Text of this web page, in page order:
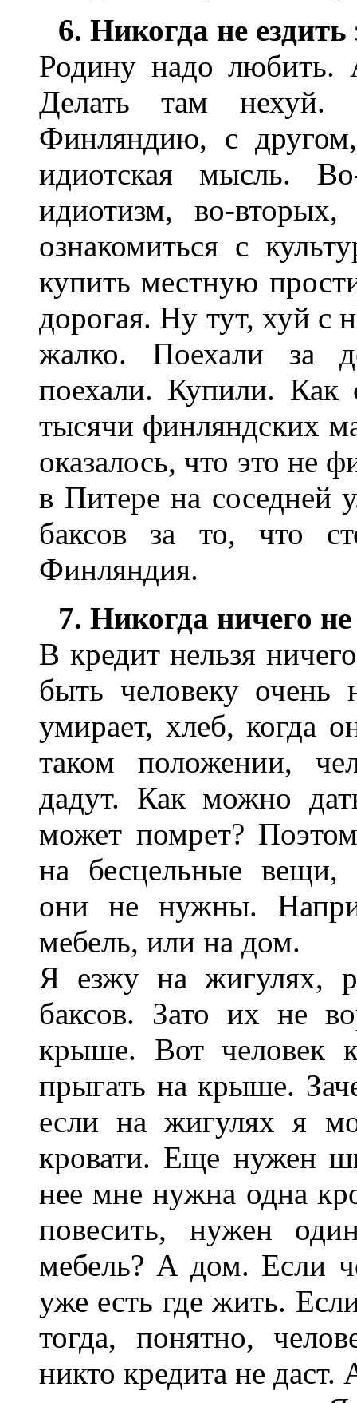
6. Никогда не ездить
Родину надо любить.
Делать там нехуй.
Финляндию, с
идиотская мысль.
идиотизм, во-
ознакомиться с
купить местную
дорогая. Ну тут, хуй с
жалко. Поехали за
поехали. Купили. Как
тысячи финляндских
оказалось, что это не
в Питере на соседней
баксов за то, что
Финляндия.
7. Никогда ничего
В кредит нельзя
быть человеку очень
умирает, хлеб, когда
таком положении,
дадут. Как можно
может помрет?
на бесцельные вещи,
они не нужны.
мебель, или на дом.
Я езжу на жигулях,
баксов. Зато их не
крыше. Вот человек
прыгать на крыше.
если на жигулях я
кровати. Еще нужен
нее мне нужна одна
повесить, нужен
мебель? А дом. Если
уже есть где жить.
тогда, понятно,
никто кредита не